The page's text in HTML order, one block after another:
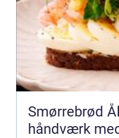
Smørrebrød Ålborg
håndværk